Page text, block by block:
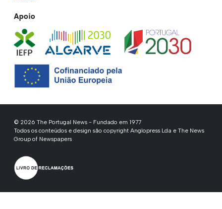
Apoio
© 2026 The Portugal News - Fundado em 1977
Todos os conteúdos e design são copyright Anglopress Lda e The News
Group of Newspapers